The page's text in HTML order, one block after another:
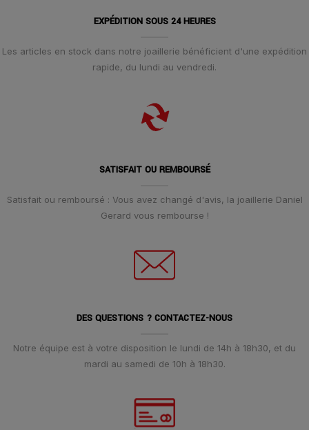
EXPÉDITION SOUS 24 HEURES
Les articles en stock dans notre joaillerie bénéficient d'une expédition
rapide, du lundi au vendredi.
SATISFAIT OU REMBOURSÉ
Satisfait ou remboursé : Vous avez changé d'avis, la joaillerie Daniel
Gerard vous rembourse !
DES QUESTIONS ? CONTACTEZ-NOUS
Notre équipe est à votre disposition le lundi de 14h à 18h30, et du
mardi au samedi de 10h à 18h30.